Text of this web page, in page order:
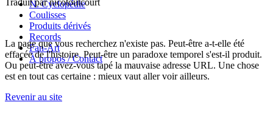
N. Cyclopédie
Coulisses
Produits dérivés
Records
Fan-Art
À propos / Contact
La page que vous recherchez n'existe pas. Peut-être a-t-elle été
effacée de l'histoire. Peut-être un paradoxe temporel s'est-il produit.
Ou peut-être avez-vous tapé la mauvaise adresse URL. Une chose
est en tout cas certaine : mieux vaut aller voir ailleurs.
Revenir au site